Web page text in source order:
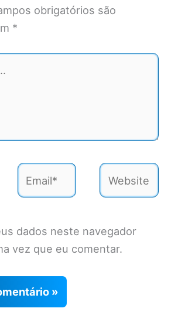
obrigatórios são
*
Email* Website
dados neste navegador
vez que eu comentar.